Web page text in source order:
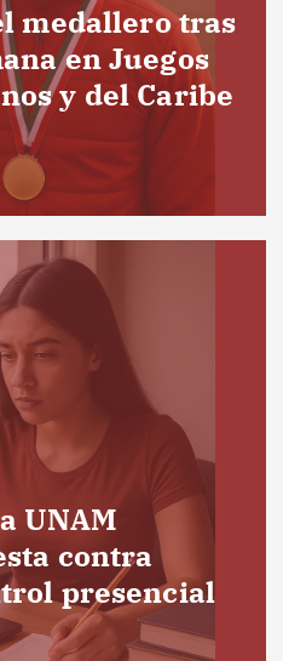
medallero tras
en Juegos
y del Caribe
UNAM
contra
presencial